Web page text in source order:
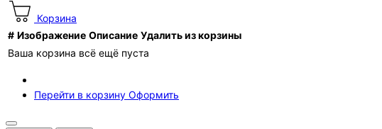
Корзина
# Изображение Описание Удалить из корзины
Ваша корзина всё ещё пуста
Перейти в корзину Оформить